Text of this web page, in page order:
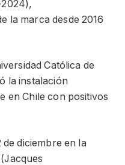
la marca desde 2016
Católica de
la instalación
en Chile con positivos
diciembre en la